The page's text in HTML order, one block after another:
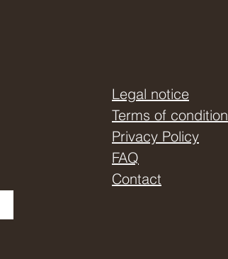
Legal notice
Terms of condition
Privacy Policy
FAQ
Contact